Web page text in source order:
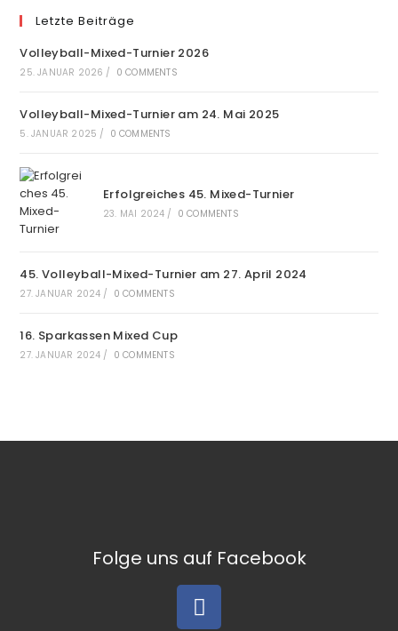
Letzte Beiträge
Volleyball-Mixed-Turnier 2026
25. JANUAR 2026 / 0 COMMENTS
Volleyball-Mixed-Turnier am 24. Mai 2025
5. JANUAR 2025 / 0 COMMENTS
Erfolgreiches 45. Mixed-Turnier
23. MAI 2024 / 0 COMMENTS
45. Volleyball-Mixed-Turnier am 27. April 2024
27. JANUAR 2024 / 0 COMMENTS
16. Sparkassen Mixed Cup
27. JANUAR 2024 / 0 COMMENTS
Folge uns auf Facebook